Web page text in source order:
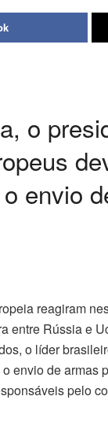
o
envio
reagiram
entre Rússia e
o líder
envio de armas
pelo